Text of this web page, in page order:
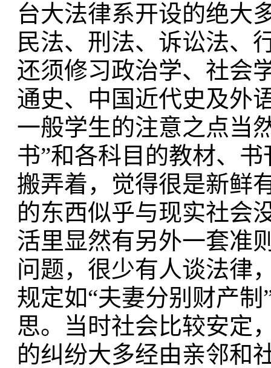
台大法律系开设的绝大
民法、刑法、诉讼法、
还须修习政治学、社会
通史、中国近代史及外
一般学生的注意之点当
书”和各科目的教材、
搬弄着，觉得很是新鲜
的东西似乎与现实社会
活里显然有另外一套准
问题，很少有人谈法律
规定如“夫妻分别财产
思。当时社会比较安定
的纠纷大多经由亲邻和